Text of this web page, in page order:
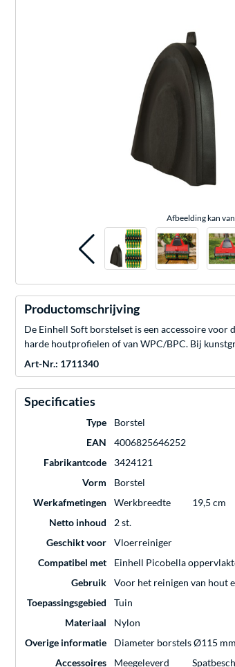
Afbeelding kan
Productomschrijving
De Einhell Soft borstelset is een accessoire
harde houtprofielen of van WPC/BPC. Bij
Art-Nr.: 1711340
Specificaties
Type
Borstel
EAN
4006825646252
Fabrikantcode
3424121
Vorm
Borstel
Werkafmetingen
Werkbreedte
19,5 cm
Netto inhoud
2 st.
Geschikt voor
Vloerreiniger
Compatibel met
Einhell Picobella
Gebruik
Voor het reinigen van hout
Toepassingsgebied
Tuin
Materiaal
Nylon
Overige informatie
Diameter borstels Ø115 mm
Accessoires
Meegeleverd